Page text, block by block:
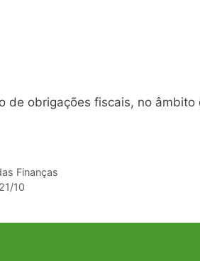
de obrigações fiscais, no âmbito
Finanças
10